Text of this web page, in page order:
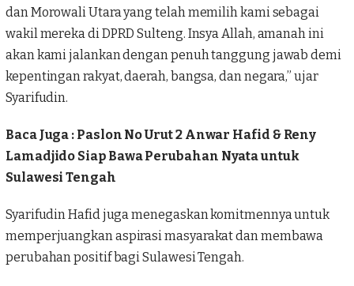
dan Morowali Utara yang telah memilih kami sebagai
wakil mereka di DPRD Sulteng. Insya Allah, amanah ini
akan kami jalankan dengan penuh tanggung jawab demi
kepentingan rakyat, daerah, bangsa, dan negara,” ujar
Syarifudin.
Baca Juga : Paslon No Urut 2 Anwar Hafid & Reny
Lamadjido Siap Bawa Perubahan Nyata untuk
Sulawesi Tengah
Syarifudin Hafid juga menegaskan komitmennya untuk
memperjuangkan aspirasi masyarakat dan membawa
perubahan positif bagiSulawesi Tengah.